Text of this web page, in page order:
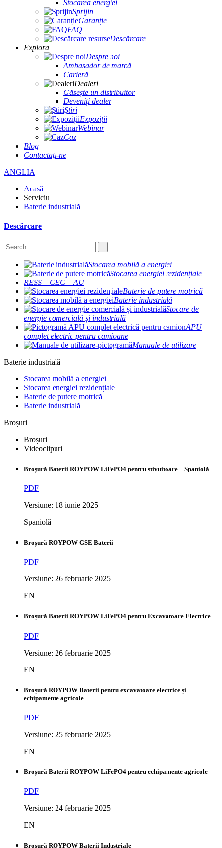
Stocarea energiei
Sprijin
Garanție
FAQ
Descărcare
Explora
Despre noi
Ambasador de marcă
Carieră
Dealeri
Găsește un distribuitor
Deveniți dealer
Ştiri
Expoziții
Webinar
Caz
Blog
Contactaţi-ne
ANGLIA
Acasă
Serviciu
Baterie industrială
Descărcare
Stocarea mobilă a energiei
Stocarea energiei rezidențiale
RESS – CEC – AU
Baterie de putere motrică
Baterie industrială
Stocare de
energie comercială și industrială
APU
complet electric pentru camioane
Manuale de utilizare
Baterie industrială
Stocarea mobilă a energiei
Stocarea energiei rezidențiale
Baterie de putere motrică
Baterie industrială
Broșuri
Broșuri
Videoclipuri
Broșură Baterii ROYPOW LiFePO4 pentru stivuitoare – Spaniolă
PDF
Versiune: 18 iunie 2025
Spaniolă
Broșură ROYPOW GSE Baterii
PDF
Versiune: 26 februarie 2025
EN
Broșură Baterii ROYPOW LiFePO4 pentru Excavatoare Electrice
PDF
Versiune: 26 februarie 2025
EN
Broșură ROYPOW Baterii pentru excavatoare electrice și
echipamente agricole
PDF
Versiune: 25 februarie 2025
EN
Broșură Baterii ROYPOW LiFePO4 pentru echipamente agricole
PDF
Versiune: 24 februarie 2025
EN
Broșură ROYPOW Baterii Industriale